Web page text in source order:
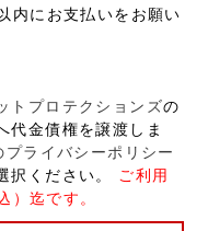
内にお支払いをお願い
トプロテクションズの
代金債権を譲渡しま
ライバシーポリシー
択ください。 ご利用
）迄です。